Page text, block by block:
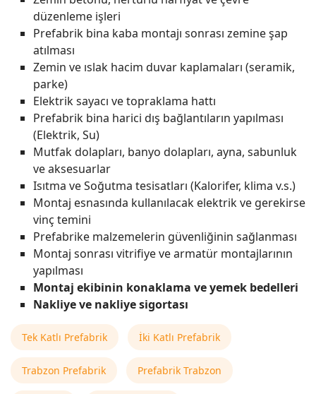
düzenleme işleri
Prefabrik bina kaba montajı sonrası zemine şap
atılması
Zemin ve ıslak hacim duvar kaplamaları (seramik,
parke)
Elektrik sayacı ve topraklama hattı
Prefabrik bina harici dış bağlantıların yapılması
(Elektrik, Su)
Mutfak dolapları, banyo dolapları, ayna, sabunluk
ve aksesuarlar
Isıtma ve Soğutma tesisatları (Kalorifer, klima v.s.)
Montaj esnasında kullanılacak elektrik ve gerekirse
vinç temini
Prefabrike malzemelerin güvenliğinin sağlanması
Montaj sonrası vitrifiye ve armatür montajlarının
yapılması
Montaj ekibinin konaklama ve yemek bedelleri
Nakliye ve nakliye sigortası
Tek Katlı Prefabrik İki Katlı Prefabrik
Trabzon Prefabrik Prefabrik Trabzon